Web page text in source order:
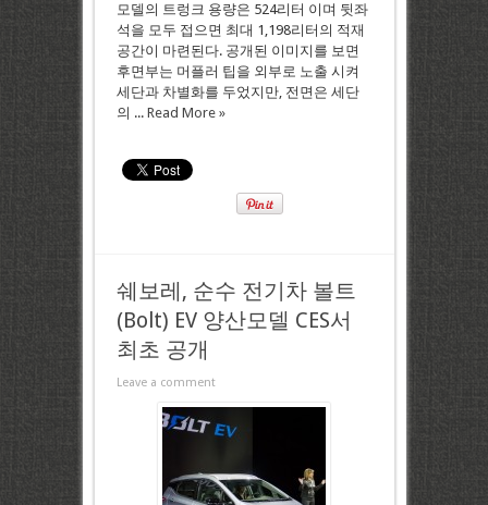
모델의 트렁크 용량은 524리터 이며 뒷좌
석을 모두 접으면 최대 1,198리터의 적재
공간이 마련된다. 공개된 이미지를 보면
후면부는 머플러 팁을 외부로 노출 시켜
세단과 차별화를 두었지만, 전면은 세단
의 ... Read More »
쉐보레, 순수 전기차 볼트
(Bolt) EV 양산모델 CES서
최초 공개
Leave a comment